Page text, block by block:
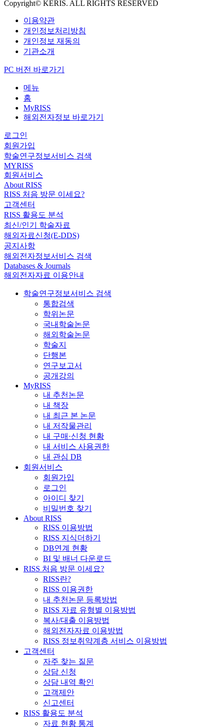
Copyright© KERIS. ALL RIGHTS RESERVED
이용약관
개인정보처리방침
개인정보 재동의
기관소개
PC 버전 바로가기
메뉴
홈
MyRISS
해외전자정보 바로가기
로그인
회원가입
학술연구정보서비스 검색
MYRISS
회원서비스
About RISS
RISS 처음 방문 이세요?
고객센터
RISS 활용도 분석
최신/인기 학술자료
해외자료신청(E-DDS)
공지사항
해외전자정보서비스 검색
Databases & Journals
해외전자자료 이용안내
학술연구정보서비스 검색
통합검색
학위논문
국내학술논문
해외학술논문
학술지
단행본
연구보고서
공개강의
MyRISS
내 추천논문
내 책장
내 최근 본 논문
내 저작물관리
내 구매·신청 현황
내 서비스 사용권한
내 관심 DB
회원서비스
회원가입
로그인
아이디 찾기
비밀번호 찾기
About RISS
RISS 이용방법
RISS 지식더하기
DB연계 현황
BI 및 배너 다운로드
RISS 처음 방문 이세요?
RISS란?
RISS 이용권한
내 추천논문 등록방법
RISS 자료 유형별 이용방법
복사/대출 이용방법
해외전자자료 이용방법
RISS 정보취약계층 서비스 이용방법
고객센터
자주 찾는 질문
상담 신청
상담 내역 확인
고객제안
신고센터
RISS 활용도 분석
자료 현황 통계